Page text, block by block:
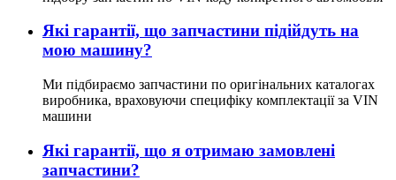
Які гарантії, що запчастини підійдуть на
мою машину?
Ми підбираємо запчастини по оригінальних каталогах
виробника, враховуючи специфіку комплектації за VIN
машини
Які гарантії, що я отримаю замовлені
запчастини?